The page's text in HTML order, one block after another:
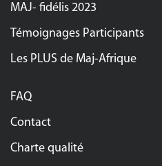
MAJ- fidélis 2023
Témoignages Participants
Les PLUS de Maj-Afrique
FAQ
Contact
Charte qualité